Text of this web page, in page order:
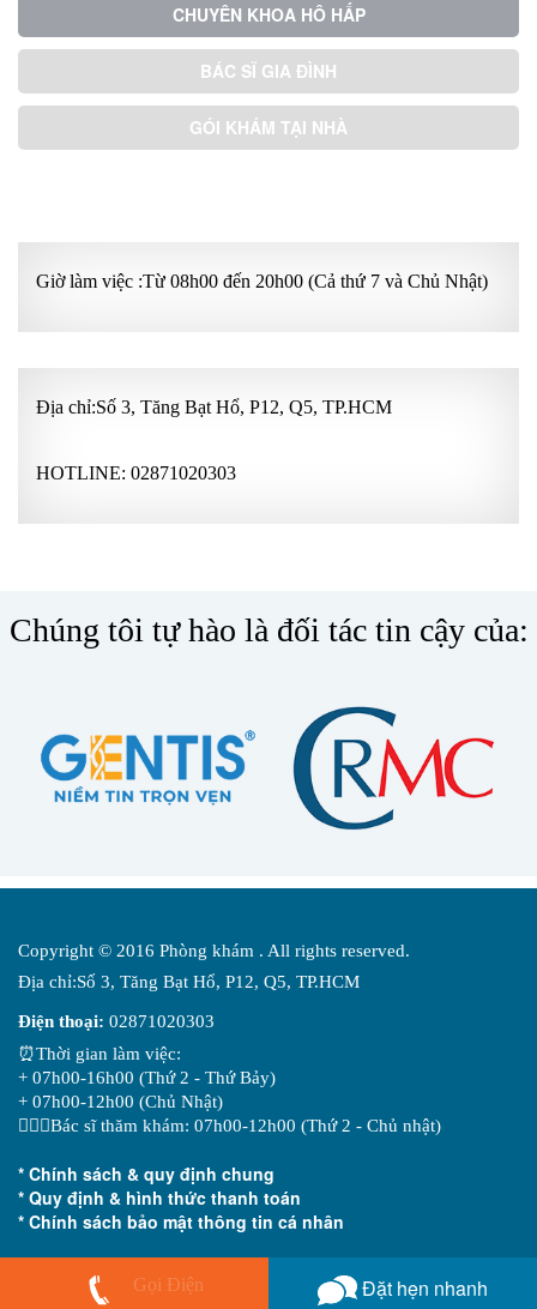
CHUYÊN KHOA HÔ HẤP
BÁC SĨ GIA ĐÌNH
GÓI KHÁM TẠI NHÀ
Giờ làm việc :Từ 08h00 đến 20h00 (Cả thứ 7 và Chủ Nhật)
Địa chỉ:Số 3, Tăng Bạt Hổ, P12, Q5, TP.HCM
HOTLINE: 02871020303
Chúng tôi tự hào là đối tác tin cậy của:
Copyright © 2016 Phòng khám . All rights reserved.
Địa chỉ:Số 3, Tăng Bạt Hổ, P12, Q5, TP.HCM
Điện thoại: 02871020303
⏰Thời gian làm việc:
+ 07h00-16h00 (Thứ 2 - Thứ Bảy)
+ 07h00-12h00 (Chủ Nhật)
👨🏻‍⚕️Bác sĩ thăm khám: 07h00-12h00 (Thứ 2 - Chủ nhật)
* Chính sách & quy định chung
* Quy định & hình thức thanh toán
* Chính sách bảo mật thông tin cá nhân
Gọi Điện Đặt hẹn nhanh